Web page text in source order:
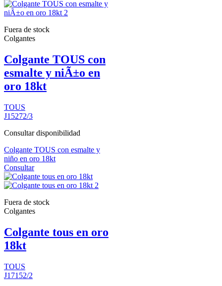
Fuera de stock
Colgantes
Colgante TOUS con
esmalte y niÃ±o en
oro 18kt
TOUS
J15272/3
Consultar disponibilidad
Colgante TOUS con esmalte y
niño en oro 18kt
Consultar
Fuera de stock
Colgantes
Colgante tous en oro
18kt
TOUS
J17152/2